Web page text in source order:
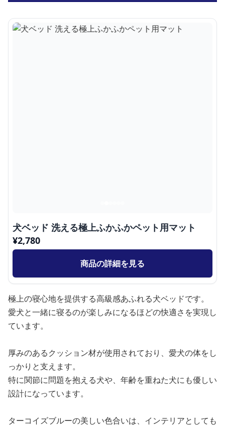
犬ベッド 洗える極上ふかふかペット用マット
¥2,780
商品の詳細を見る
極上の寝心地を提供する高級感あふれる犬ベッドです。
愛犬と一緒に寝るのが楽しみになるほどの快適さを実現し
ています。
厚みのあるクッション材が使用されており、愛犬の体をし
っかりと支えます。
特に関節に問題を抱える犬や、年齢を重ねた犬にも優しい
設計になっています。
ターコイズブルーの美しい色合いは、インテリアとしても